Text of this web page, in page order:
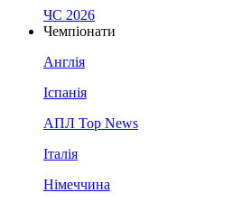
ЧС 2026
Чемпіонати
Англія
Іспанія
АПЛ Top News
Італія
Німеччина